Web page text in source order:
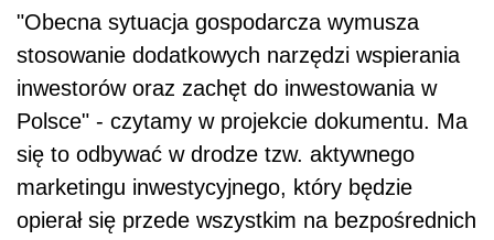
"Obecna sytuacja gospodarcza wymusza
stosowanie dodatkowych narzędzi wspierania
inwestorów oraz zachęt do inwestowania w
Polsce" - czytamy w projekcie dokumentu. Ma
się to odbywać w drodze tzw. aktywnego
marketingu inwestycyjnego, który będzie
opierał się przede wszystkim na bezpośrednich